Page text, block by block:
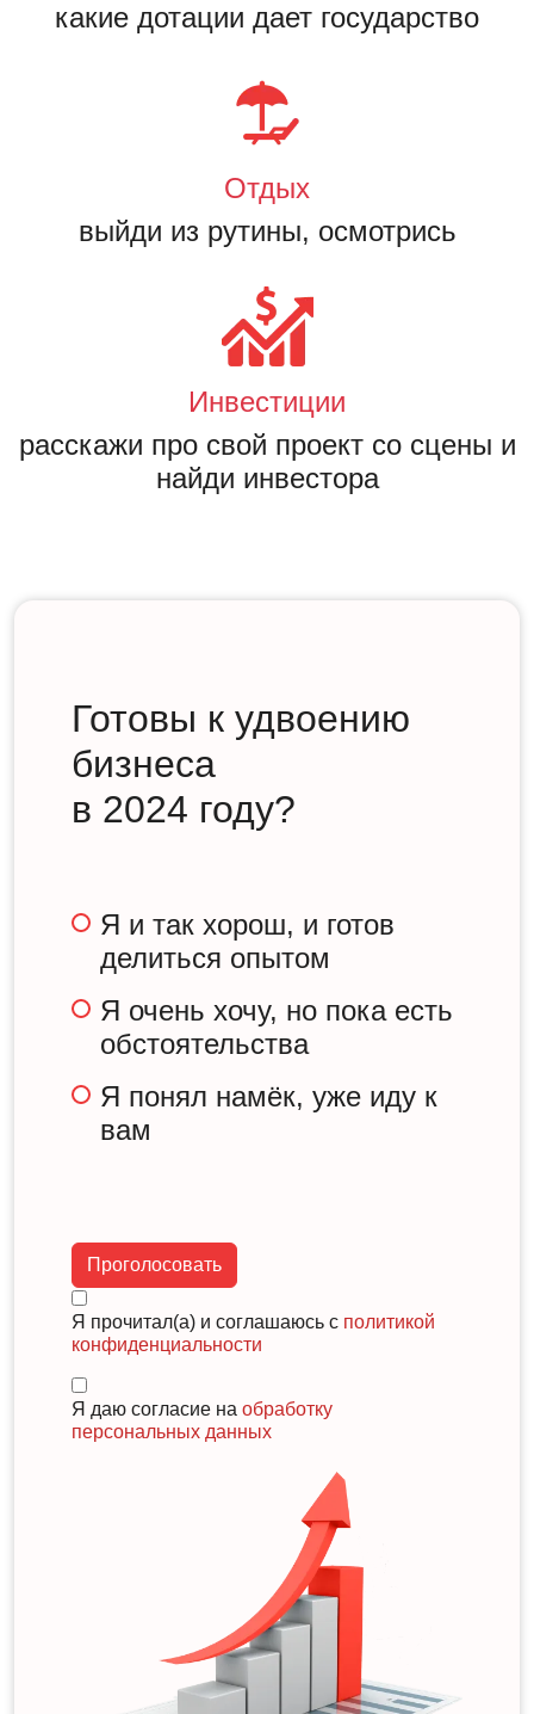
какие дотации дает государство
Отдых
выйди из рутины, осмотрись
Инвестиции
расскажи про свой проект со сцены и
найди инвестора
Готовы к удвоению
бизнеса
в 2024 году?
Я и так хорош, и готов
делиться опытом
Я очень хочу, но пока есть
обстоятельства
Я понял намёк, уже иду к
вам
Проголосовать
Я прочитал(а) и соглашаюсь с политикой
конфиденциальности
Я даю согласие на обработку
персональных данных